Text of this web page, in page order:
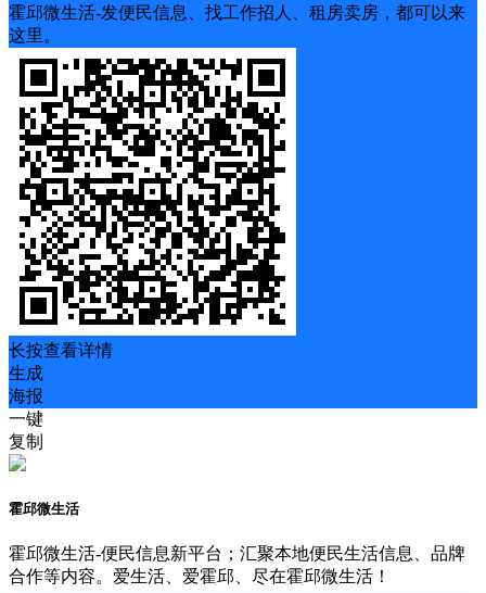
霍邱微生活-发便民信息、找工作招人、租房卖房，都可以来
这里。
长按查看详情
生成
海报
一键
复制
霍邱微生活
霍邱微生活-便民信息新平台；汇聚本地便民生活信息、品牌
合作等内容。爱生活、爱霍邱、尽在霍邱微生活！